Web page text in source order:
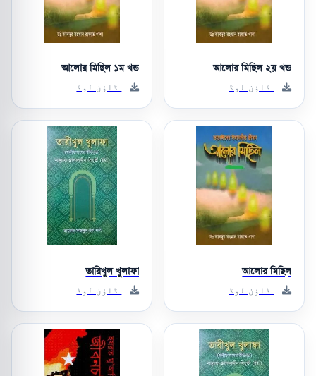
আলোর মিছিল ২য় খন্ড
ڈاؤن لوڈ
আলোর মিছিল ১ম খন্ড
ڈاؤن لوڈ
আলোর মিছিল
ڈاؤن لوڈ
তারিখুল খুলাফা
ڈاؤن لوڈ